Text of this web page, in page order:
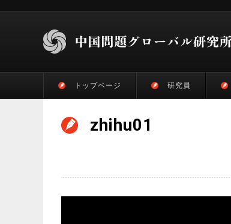
トップページ 研究員
zhihu01